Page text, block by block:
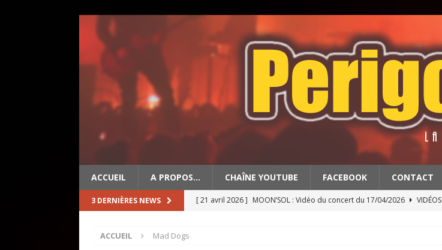
ACCUEIL A PROPOS… CHAÎNE YOUTUBE FACEBOOK CONTACT
3 DERNIÈRES NEWS [ 21 avril 2026 ] MOON’SOL : Vidéo du concert du 17/04/2026
VIDÉOS
ACCUEIL Mad Dogs